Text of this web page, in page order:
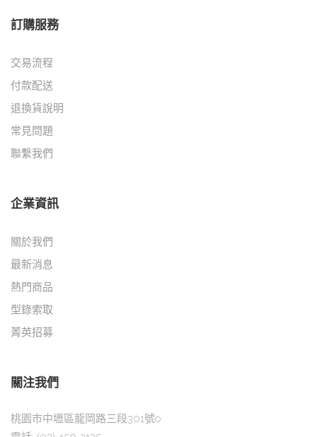
訂購服務
交易流程
付款配送
退換貨說明
常見問題
聯繫我們
企業資訊
關於我們
最新消息
熱門商品
型錄索取
菁英招募
關注我們
桃園市中壢區龍岡路三段301號o